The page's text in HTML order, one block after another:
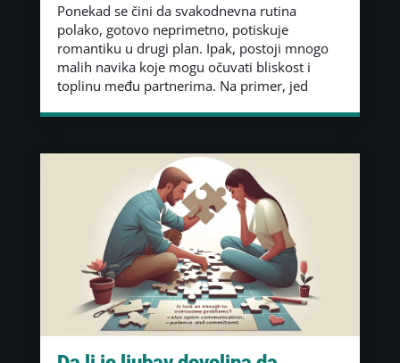
Ponekad se čini da svakodnevna rutina
polako, gotovo neprimetno, potiskuje
romantiku u drugi plan. Ipak, postoji mnogo
malih navika koje mogu očuvati bliskost i
toplinu među partnerima. Na primer, jed